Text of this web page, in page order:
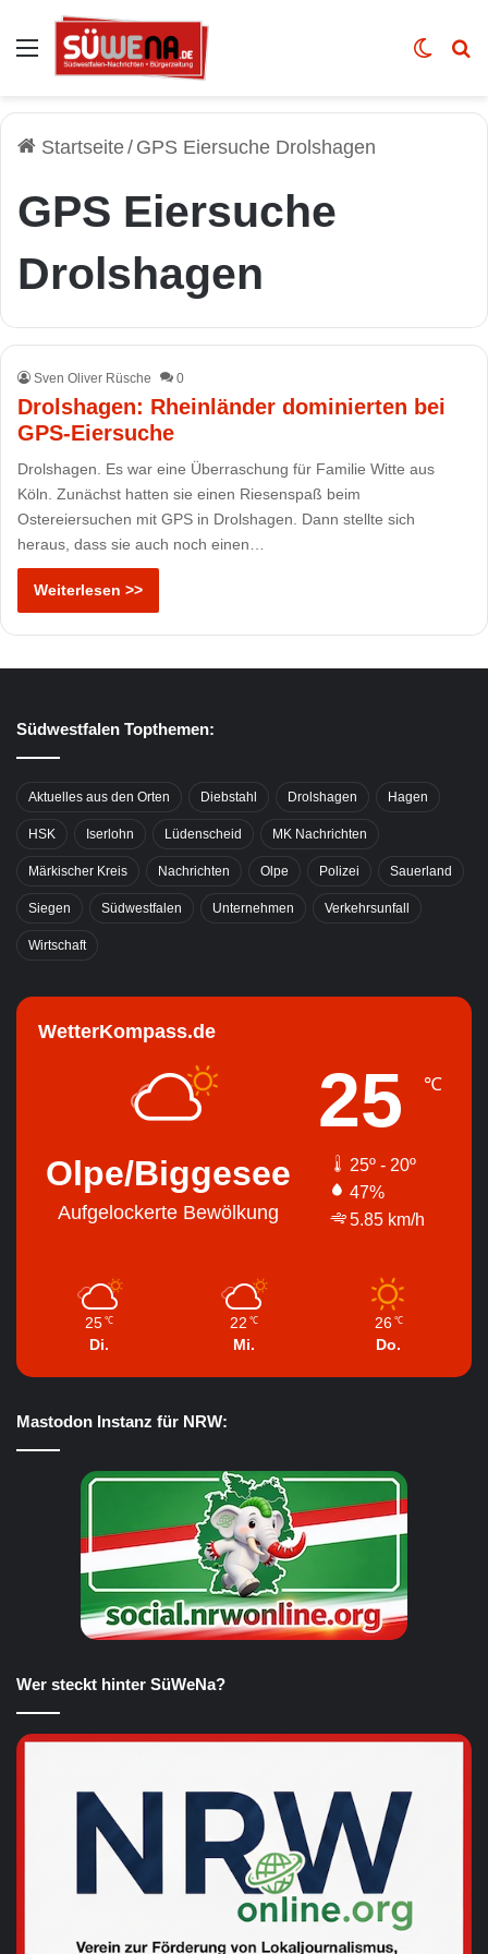
Auswahl Skin
Startseite/ GPS Eiersuche Drolshagen
GPS Eiersuche
Drolshagen
Sven Oliver Rüsche 0
Drolshagen: Rheinländer dominierten bei
GPS-Eiersuche
Drolshagen. Es war eine Überraschung für Familie Witte aus
Köln. Zunächst hatten sie einen Riesenspaß beim
Ostereiersuchen mit GPS in Drolshagen. Dann stellte sich
heraus, dass sie auch noch einen…
Weiterlesen >>
Südwestfalen Topthemen:
Aktuelles aus den Orten Diebstahl Drolshagen Hagen
HSK Iserlohn Lüdenscheid MK Nachrichten
Märkischer Kreis Nachrichten Olpe Polizei Sauerland
Siegen Südwestfalen Unternehmen Verkehrsunfall
Wirtschaft
WetterKompass.de
Olpe/Biggesee
Aufgelockerte Bewölkung
25 ℃
25º - 20º
47%
5.85 km/h
25 ℃
Di.
22 ℃
Mi.
26 ℃
Do.
Mastodon Instanz für NRW:
Wer steckt hinter SüWeNa?